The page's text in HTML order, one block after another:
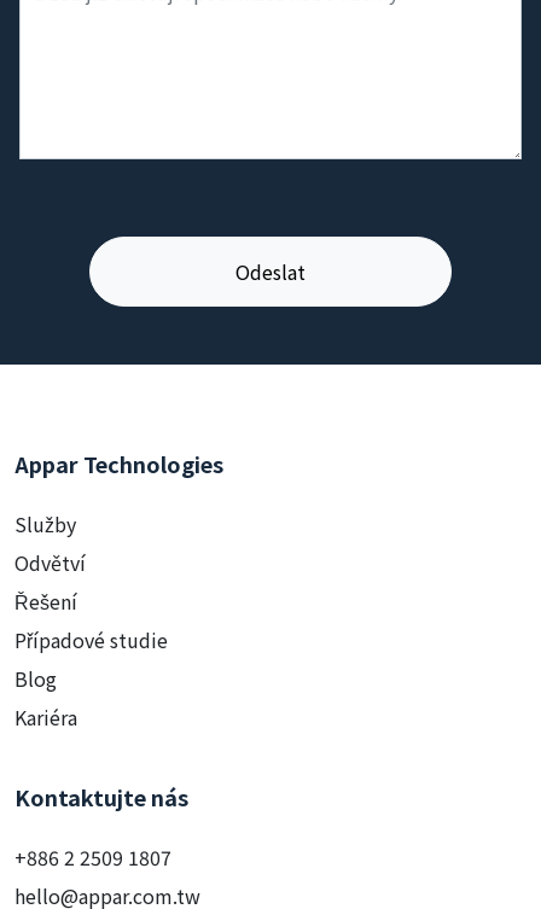
Appar Technologies
Služby
Odvětví
Řešení
Případové studie
Blog
Kariéra
Kontaktujte nás
+886 2 2509 1807
hello@appar.com.tw